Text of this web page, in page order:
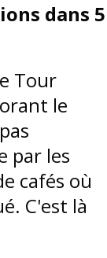
dans 5
Tour
le
par les
cafés où
C'est là